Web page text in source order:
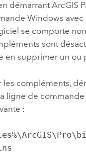
démarrant ArcGIS
Windows
se comporte
sont
en supprimer un ou
les compléments,
ligne de commande
: